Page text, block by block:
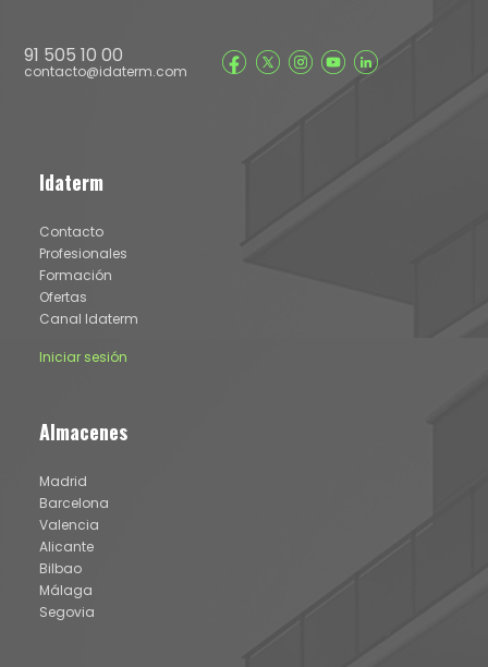
91 505 10 00
contacto@idaterm.com
Idaterm
Contacto
Profesionales
Formación
Ofertas
Canal Idaterm
Iniciar sesión
Almacenes
Madrid
Barcelona
Valencia
Alicante
Bilbao
Málaga
Segovia